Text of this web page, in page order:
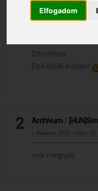
Elfogadom
SA-MP / Open.mp:
Citromhun
Else bírják indítani!
2 Archívum /
« Dátum: 2013. május
már megnyílt.